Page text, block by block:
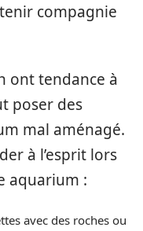
compagnie
ont tendance à
poser des
mal aménagé.
à l’esprit lors
aquarium :
avec des roches ou